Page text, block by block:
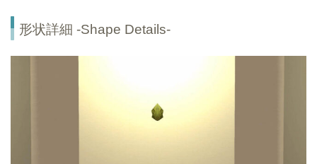
形状詳細 -Shape Details-